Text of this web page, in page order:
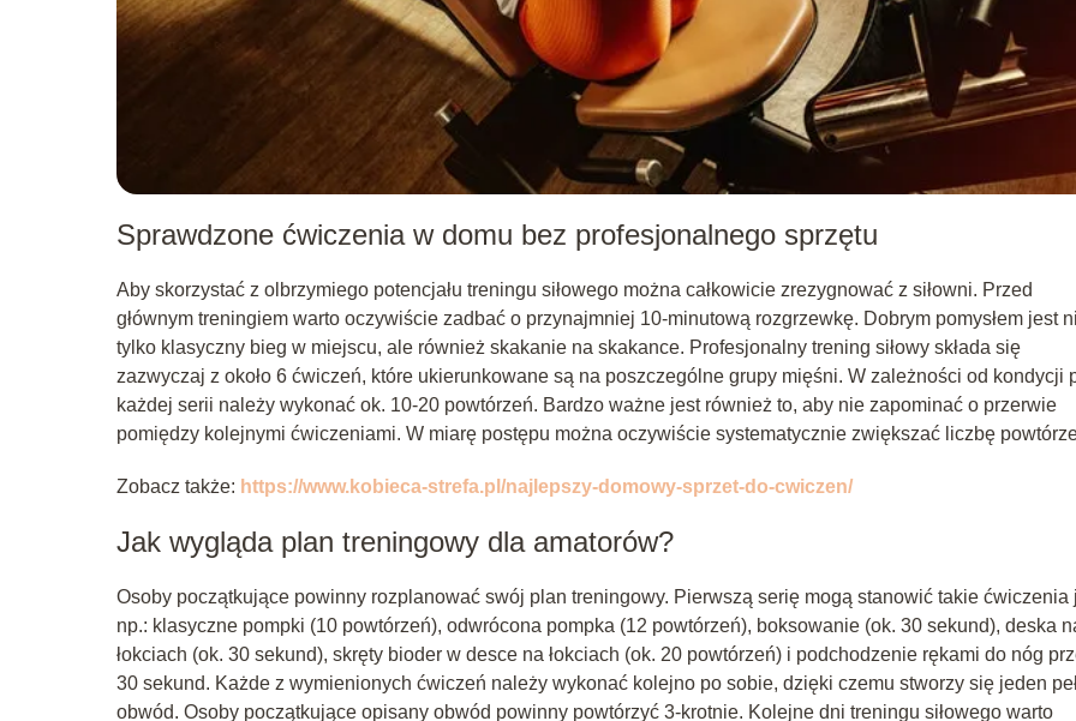
Sprawdzone ćwiczenia w domu bez profesjonalnego sprzętu
Aby skorzystać z olbrzymiego potencjału treningu siłowego można całkowicie zrezygnować z siłowni. Przed
głównym treningiem warto oczywiście zadbać o przynajmniej 10-minutową rozgrzewkę. Dobrym pomysłem jest
tylko klasyczny bieg w miejscu, ale również skakanie na skakance. Profesjonalny trening siłowy składa się
zazwyczaj z około 6 ćwiczeń, które ukierunkowane są na poszczególne grupy mięśni. W zależności od kondycji
każdej serii należy wykonać ok. 10-20 powtórzeń. Bardzo ważne jest również to, aby nie zapominać o przerwie
pomiędzy kolejnymi ćwiczeniami. W miarę postępu można oczywiście systematycznie zwiększać liczbę
Zobacz także: https://www.kobieca-strefa.pl/najlepszy-domowy-sprzet-do-cwiczen/
Jak wygląda plan treningowy dla amatorów?
Osoby początkujące powinny rozplanować swój plan treningowy. Pierwszą serię mogą stanowić takie ćwiczenia
np.: klasyczne pompki (10 powtórzeń), odwrócona pompka (12 powtórzeń), boksowanie (ok. 30 sekund), deska
łokciach (ok. 30 sekund), skręty bioder w desce na łokciach (ok. 20 powtórzeń) i podchodzenie rękami do nóg
30 sekund. Każde z wymienionych ćwiczeń należy wykonać kolejno po sobie, dzięki czemu stworzy się jeden
obwód. Osoby początkujące opisany obwód powinny powtórzyć 3-krotnie. Kolejne dni treningu siłowego warto